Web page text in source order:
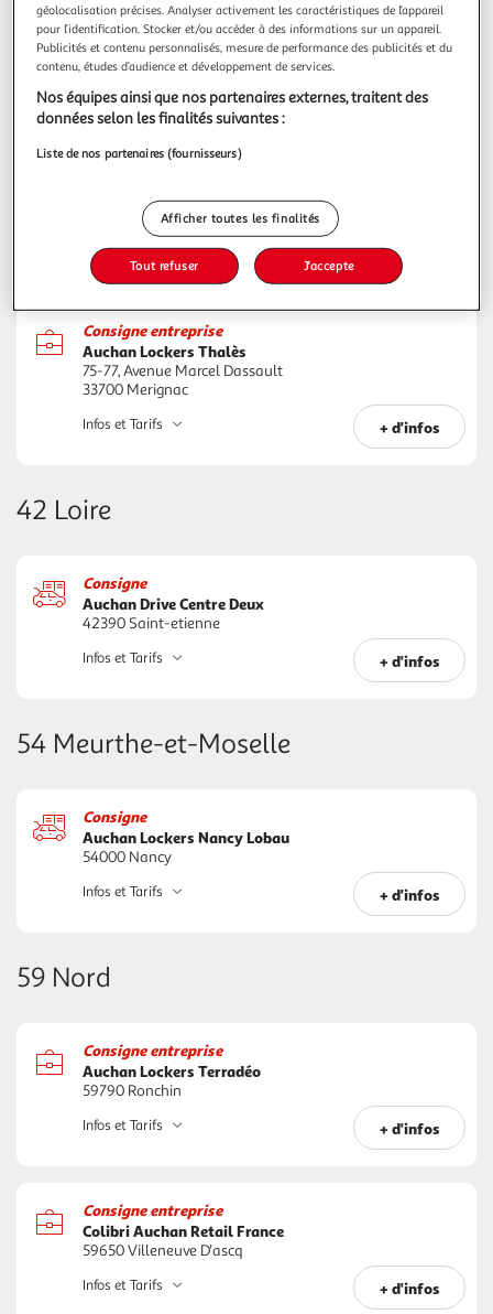
+ d'infos
Infos et Tarifs
33 Gironde
33000 Bordeaux
+ d'infos
Infos et Tarifs
Consigne entreprise
Auchan Lockers Thalès
75-77, Avenue Marcel Dassault
33700 Merignac
+ d'infos
Infos et Tarifs
42 Loire
Consigne
Auchan Drive Centre Deux
42390 Saint-etienne
+ d'infos
Infos et Tarifs
54 Meurthe-et-Moselle
Consigne
Auchan Lockers Nancy Lobau
54000 Nancy
+ d'infos
Infos et Tarifs
59 Nord
Consigne entreprise
Auchan Lockers Terradéo
59790 Ronchin
+ d'infos
Infos et Tarifs
Consigne entreprise
Colibri Auchan Retail France
59650 Villeneuve D'ascq
+ d'infos
Infos et Tarifs
géolocalisation précises. Analyser activement les caractéristiques de l’appareil
pour l’identification. Stocker et/ou accéder à des informations sur un appareil.
Publicités et contenu personnalisés, mesure de performance des publicités et du
contenu, études d’audience et développement de services.
Nos équipes ainsi que nos partenaires externes, traitent des
données selon les finalités suivantes :
Liste de nos partenaires (fournisseurs)
Afficher toutes les finalités
Tout refuser J'accepte